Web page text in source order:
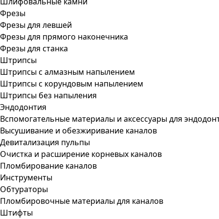
Фрезы
Фрезы для левшей
Фрезы для прямого наконечника
Фрезы для станка
Штрипсы
Штрипсы c алмазным напылением
Штрипсы c корундовым напылением
Штрипсы без напыления
Эндодонтия
Вспомогательные материалы и аксессуары для
Высушивание и обезжиривание каналов
Девитализация пульпы
Очистка и расширение корневых каналов
Пломбирование каналов
Инструменты
Обтураторы
Пломбировочные материалы для каналов
Штифты